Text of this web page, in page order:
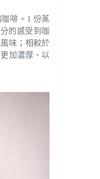
啡 + 1 份蒸
的感受到咖
味；相較於
加濃厚、以